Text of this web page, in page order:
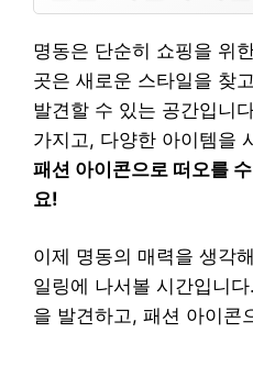
명동은 단순히 쇼핑을 위
곳은 새로운 스타일을 찾
발견할 수 있는 공간입니
가지고, 다양한 아이템을
패션 아이콘으로 떠오를
요!
이제 명동의 매력을 생각
일링에 나서볼 시간입니
을 발견하고, 패션 아이콘